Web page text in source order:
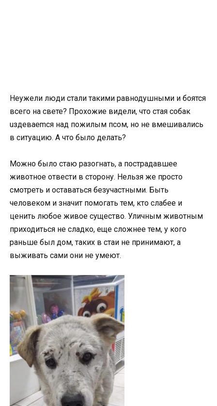
Неужели люди стали такими равнодушными и боятся
всего на свете? Прохожие видели, что стая собак
uздеваеmся над пожилым псом, но не вмешивались
в ситуацию. А что было делать?
Можно было стаю разогнать, а пострадавшее
животное отвести в сторону. Нельзя же просто
смотреть и оставаться безучастными. Быть
человеком и значит помогать тем, кто слабее и
ценить любое живое существо. Уличным животным
приходиться не сладко, еще сложнее тем, у кого
раньше был дом, таких в стаи не принимают, а
выживать сами они не умеют.